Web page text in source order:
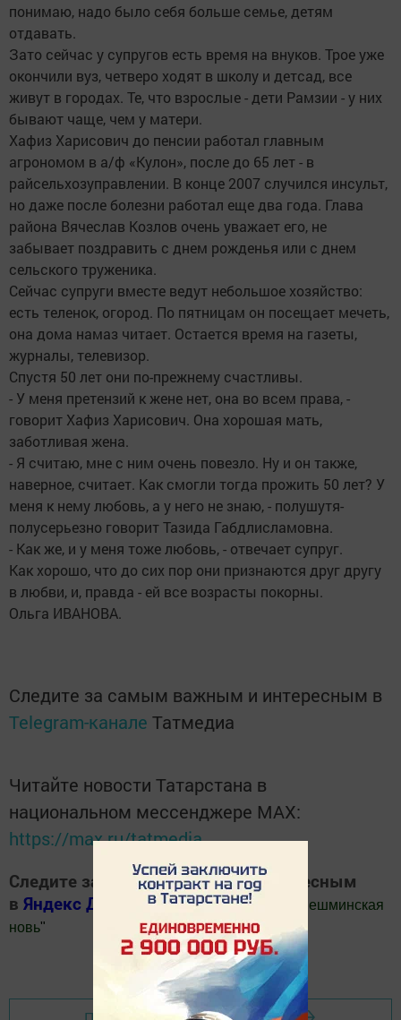
понимаю, надо было себя больше семье, детям
отдавать.
Зато сейчас у супругов есть время на внуков. Трое уже
окончили вуз, четверо ходят в школу и детсад, все
живут в городах. Те, что взрослые - дети Рамзии - у них
бывают чаще, чем у матери.
Хафиз Харисович до пенсии работал главным
агрономом в а/ф «Кулон», после до 65 лет - в
райсельхозуправлении. В конце 2007 случился инсульт,
но даже после болезни работал еще два года. Глава
района Вячеслав Козлов очень уважает его, не
забывает поздравить с днем рожденья или с днем
сельского труженика.
Сейчас супруги вместе ведут небольшое хозяйство:
есть теленок, огород. По пятницам он посещает мечеть,
она дома намаз читает. Остается время на газеты,
журналы, телевизор.
Спустя 50 лет они по-прежнему счастливы.
- У меня претензий к жене нет, она во всем права, -
говорит Хафиз Харисович. Она хорошая мать,
заботливая жена.
- Я считаю, мне с ним очень повезло. Ну и он также,
наверное, считает. Как смогли тогда прожить 50 лет? У
меня к нему любовь, а у него не знаю, - полушутя-
полусерьезно говорит Тазида Габдлисламовна.
- Как же, и у меня тоже любовь, - отвечает супруг.
Как хорошо, что до сих пор они признаются друг другу
в любви, и, правда - ей все возрасты покорны.
Ольга ИВАНОВА.
Следите за самым важным и интересным в
Telegram-канале Татмедиа
Читайте новости Татарстана в
национальном мессенджере MАХ:
https://max.ru/tatmedia
Следите за самым важным и интересным
в Яндекс Дзен иТелеграм канале
Шешминская
новь"
Добавить Шешминскую новь в Яндекс.Новости